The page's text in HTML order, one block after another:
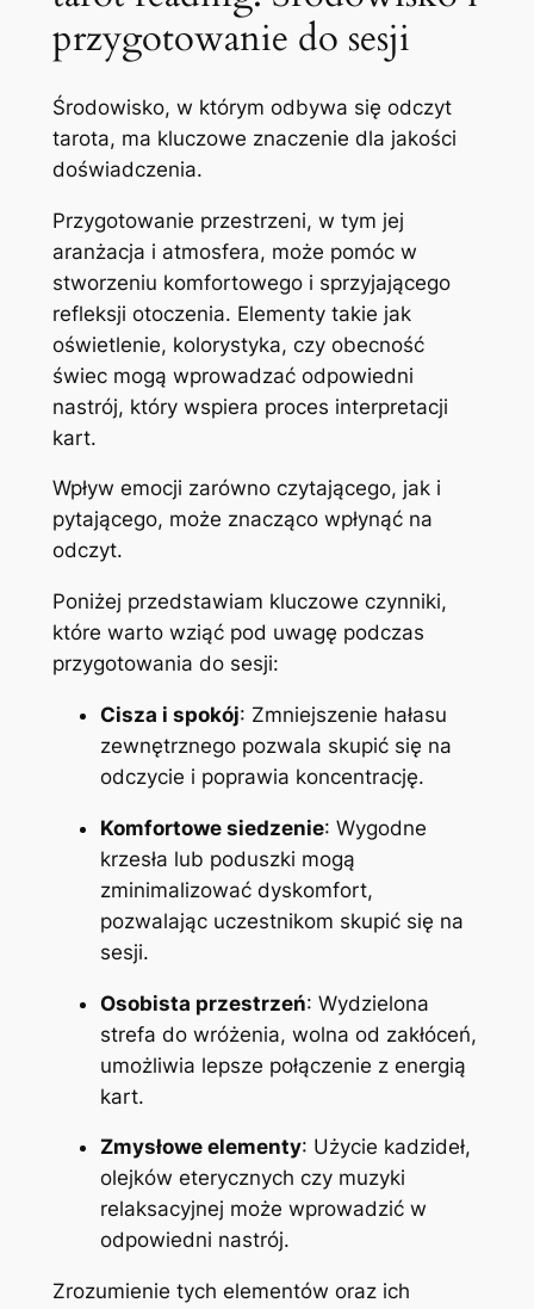
przygotowanie do sesji
Środowisko, w którym odbywa się odczyt
tarota, ma kluczowe znaczenie dla jakości
doświadczenia.
Przygotowanie przestrzeni, w tym jej
aranżacja i atmosfera, może pomóc w
stworzeniu komfortowego i sprzyjającego
refleksji otoczenia. Elementy takie jak
oświetlenie, kolorystyka, czy obecność
świec mogą wprowadzać odpowiedni
nastrój, który wspiera proces interpretacji
kart.
Wpływ emocji zarówno czytającego, jak i
pytającego, może znacząco wpłynąć na
odczyt.
Poniżej przedstawiam kluczowe czynniki,
które warto wziąć pod uwagę podczas
przygotowania do sesji:
Cisza i spokój: Zmniejszenie hałasu
zewnętrznego pozwala skupić się na
odczycie i poprawia koncentrację.
Komfortowe siedzenie: Wygodne
krzesła lub poduszki mogą
zminimalizować dyskomfort,
pozwalając uczestnikom skupić się na
sesji.
Osobista przestrzeń: Wydzielona
strefa do wróżenia, wolna od zakłóceń,
umożliwia lepsze połączenie z energią
kart.
Zmysłowe elementy: Użycie kadzideł,
olejków eterycznych czy muzyki
relaksacyjnej może wprowadzić w
odpowiedni nastrój.
Zrozumienie tych elementów oraz ich